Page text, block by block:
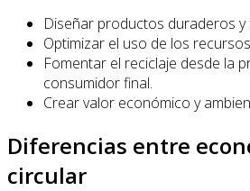
Diseñar productos duraderos
Optimizar el uso de los
Fomentar el reciclaje desde la
consumidor final.
Crear valor económico y
Diferencias entre
circular